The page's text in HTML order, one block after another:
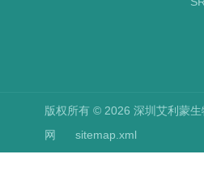
版权所有 © 2026 深圳艾利蒙
网
sitemap.xml